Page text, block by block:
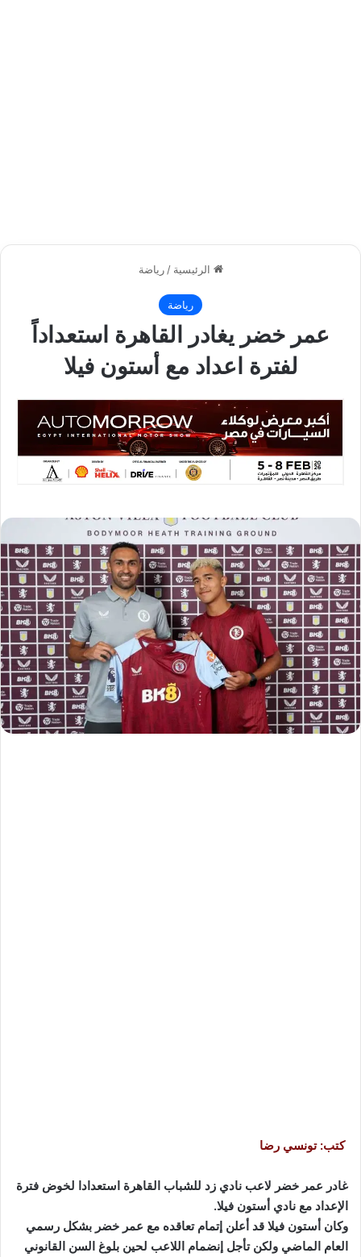
الرئيسية / رياضة
رياضة
عمر خضر يغادر القاهرة استعداداً
لفترة اعداد مع أستون فيلا
كتب: تونسي رضا
غادر عمر خضر لاعب نادي زد للشباب القاهرة استعدادا لخوض فترة
الإعداد مع نادي أستون فيلا.
وكان أستون فيلا قد أعلن إتمام تعاقده مع عمر خضر بشكل رسمي
العام الماضي ولكن تأجل إنضمام اللاعب لحين بلوغ السن القانوني